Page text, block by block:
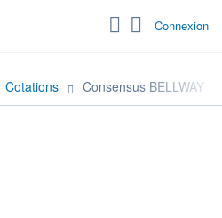
Connexion
Cotations Consensus BELLWAY